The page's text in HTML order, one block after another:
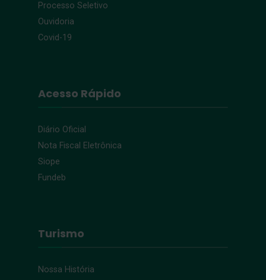
Processo Seletivo
Ouvidoria
Covid-19
Acesso Rápido
Diário Oficial
Nota Fiscal Eletrônica
Siope
Fundeb
Turismo
Nossa História